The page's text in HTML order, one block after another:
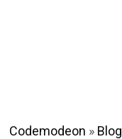
Codemodeon » Blog